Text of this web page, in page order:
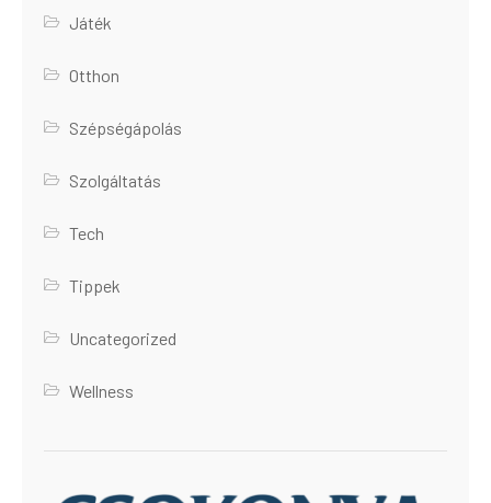
Játék
Otthon
Szépségápolás
Szolgáltatás
Tech
Tippek
Uncategorized
Wellness